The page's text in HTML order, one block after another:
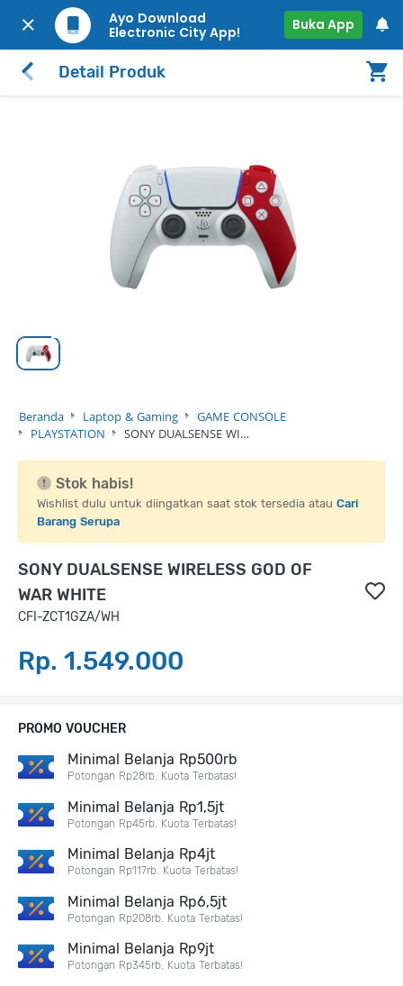
Ayo Download
Electronic City App!
Buka App
Detail Produk
Beranda Laptop & Gaming
GAME CONSOLE
PLAYSTATION
SONY DUALSENSE WI…
Stok habis!
Wishlist dulu untuk diingatkan saat stok tersedia atau Cari
Barang Serupa
SONY DUALSENSE WIRELESS GOD OF
WAR WHITE
CFI-ZCT1GZA/WH
Rp. 1.549.000
PROMO VOUCHER
Minimal Belanja Rp500rb
Potongan Rp28rb. Kuota Terbatas!
Minimal Belanja Rp1,5jt
Potongan Rp45rb. Kuota Terbatas!
Minimal Belanja Rp4jt
Potongan Rp117rb. Kuota Terbatas!
Minimal Belanja Rp6,5jt
Potongan Rp208rb. Kuota Terbatas!
Minimal Belanja Rp9jt
Potongan Rp345rb. Kuota Terbatas!